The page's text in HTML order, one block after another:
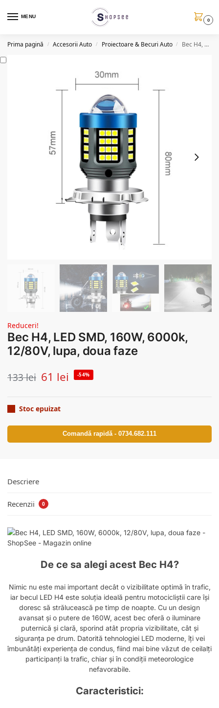
MENU
0
Prima pagină / Accesorii Auto / Proiectoare & Becuri Auto / Bec H4, LED SMD, 160W, 6000k, 12/80V, lupa, doua faze
Reduceri!
Bec H4, LED SMD, 160W, 6000k,
12/80V, lupa, doua faze
133lei 61 lei -54%
Stoc epuizat
Comandă rapidă - 0734.682.111
Descriere
Recenzii 0
De ce sa alegi acest Bec H4?
Nimic nu este mai important decât o vizibilitate optimă în trafic,
iar becul LED H4 este soluția ideală pentru motocicliștii care își
doresc să strălucească pe timp de noapte. Cu un design
avansat și o putere de 160W, acest bec oferă o iluminare
puternică și clară, sporind atât propria vizibilitate, cât și
siguranța pe drum. Datorită tehnologiei LED moderne, îți vei
îmbunătăți experiența de condus, fiind mai bine văzut de ceilalți
participanți la trafic, chiar și în condiții meteorologice
nefavorabile.
Caracteristici: